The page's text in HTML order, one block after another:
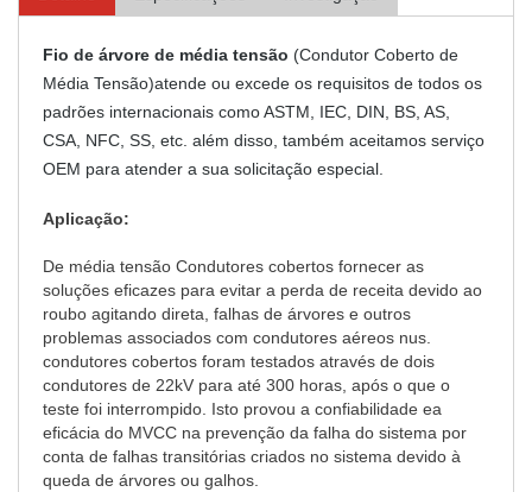
Fio de árvore de média tensão (Condutor Coberto de
Média Tensão)atende ou excede os requisitos de todos os
padrões internacionais como ASTM, IEC, DIN, BS, AS,
CSA, NFC, SS, etc. além disso, também aceitamos serviço
OEM para atender a sua solicitação especial.
Aplicação:
De média tensão Condutores cobertos fornecer as
soluções eficazes para evitar a perda de receita devido ao
roubo agitando direta, falhas de árvores e outros
problemas associados com condutores aéreos nus.
condutores cobertos foram testados através de dois
condutores de 22kV para até 300 horas, após o que o
teste foi interrompido. Isto provou a confiabilidade ea
eficácia do MVCC na prevenção da falha do sistema por
conta de falhas transitórias criados no sistema devido à
queda de árvores ou galhos.